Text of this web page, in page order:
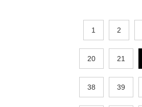
1 2
20 21
38 39